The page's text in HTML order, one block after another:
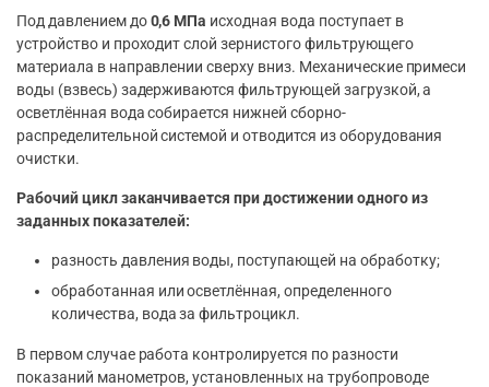
Под давлением до0,6 МПа исходная вода поступает в
устройство и проходит слой зернистого фильтрующего
материала в направлении сверху вниз. Механические примеси
воды (взвесь) задерживаются фильтрующей загрузкой, а
осветлённая вода собирается нижней сборно-
распределительной системой и отводится из оборудования
очистки.
Рабочий цикл заканчивается при достижении одного из
заданных показателей:
разность давления воды, поступающей на обработку;
обработанная или осветлённая, определенного
количества, вода за фильтроцикл.
В первом случае работа контролируется по разности
показаний манометров, установленных на трубопроводе